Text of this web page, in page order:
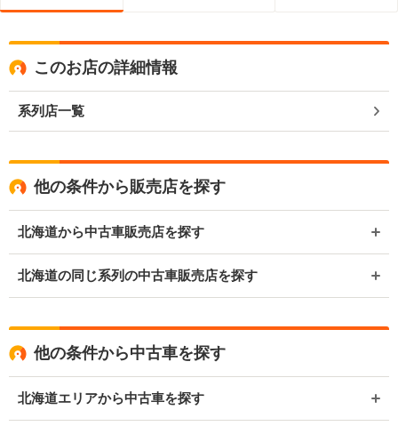
このお店の詳細情報
系列店一覧
他の条件から販売店を探す
北海道から中古車販売店を探す
北海道の同じ系列の中古車販売店を探す
他の条件から中古車を探す
北海道エリアから中古車を探す